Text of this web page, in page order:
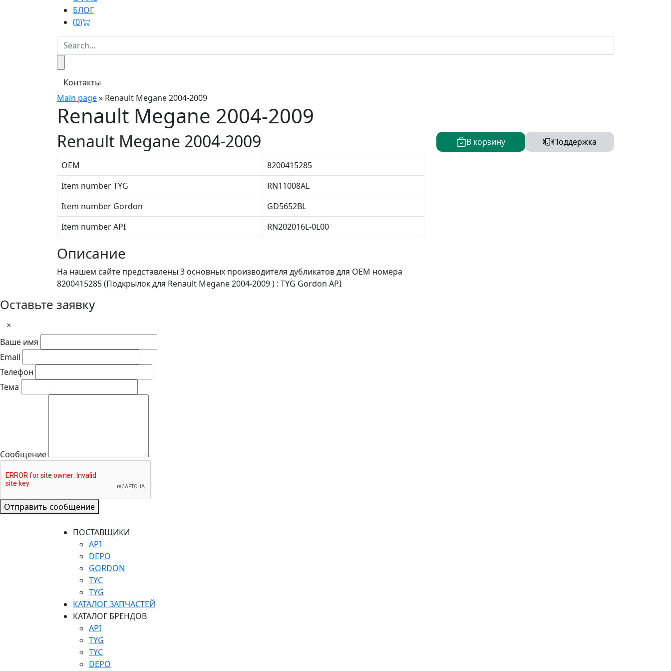
БЛОГ
(0)
Контакты
Main page» Renault Megane 2004-2009
Renault Megane 2004-2009
В корзину Поддержка
Renault Megane 2004-2009
OEM
8200415285
Item number TYG
RN11008AL
Item number Gordon
GD5652BL
Item number API
RN202016L-0L00
Описание
На нашем сайте представлены 3 основных производителя дубликатов для OEM номера
8200415285 (Подкрылок для Renault Megane 2004-2009 ) : TYG Gordon API
Оставьте заявку
×
Ваше имя
Email
Телефон
Тема
Сообщение
Отправить сообщение
ПОСТАВЩИКИ
API
DEPO
GORDON
TYC
TYG
КАТАЛОГ ЗАПЧАСТЕЙ
КАТАЛОГ БРЕНДОВ
API
TYG
TYC
DEPO